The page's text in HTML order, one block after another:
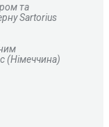
та
Sartorius
(Німеччина)